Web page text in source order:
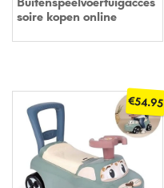
soire kopen online
€54.95